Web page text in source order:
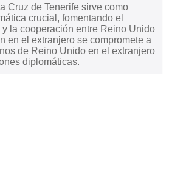
Cruz de Tenerife sirve como
crucial, fomentando el
la cooperación entre Reino Unido
en el extranjero se compromete a
de Reino Unido en el extranjero
diplomáticas.